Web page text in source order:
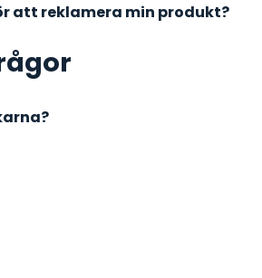
att reklamera min produkt?